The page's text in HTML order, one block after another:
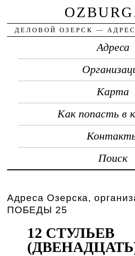
ДЕЛОВОЙ ОЗЕРСК —
Адреса
Карта
Как попасть в
Поиск
Адреса Озерска,
ПОБЕДЫ 25
12 СТУЛЬЕВ